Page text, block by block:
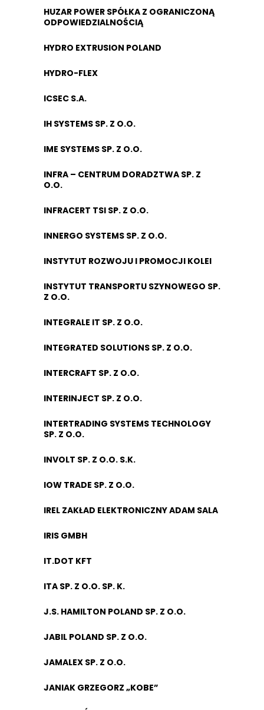
HUZAR POWER SPÓŁKA Z OGRANICZONĄ
ODPOWIEDZIALNOŚCIĄ
HYDRO EXTRUSION POLAND
HYDRO-FLEX
ICSEC S.A.
IH SYSTEMS SP. Z O.O.
IME SYSTEMS SP. Z O.O.
INFRA – CENTRUM DORADZTWA SP. Z
O.O.
INFRACERT TSI SP. Z O.O.
INNERGO SYSTEMS SP. Z O.O.
INSTYTUT ROZWOJU I PROMOCJI KOLEI
INSTYTUT TRANSPORTU SZYNOWEGO SP.
Z O.O.
INTEGRALE IT SP. Z O.O.
INTEGRATED SOLUTIONS SP. Z O.O.
INTERCRAFT SP. Z O.O.
INTERINJECT SP. Z O.O.
INTERTRADING SYSTEMS TECHNOLOGY
SP. Z O.O.
INVOLT SP. Z O.O. S.K.
IOW TRADE SP. Z O.O.
IREL ZAKŁAD ELEKTRONICZNY ADAM SALA
IRIS GMBH
IT.DOT KFT
ITA SP. Z O.O. SP. K.
J.S. HAMILTON POLAND SP. Z O.O.
JABIL POLAND SP. Z O.O.
JAMALEX SP. Z O.O.
JANIAK GRZEGORZ „KOBE”